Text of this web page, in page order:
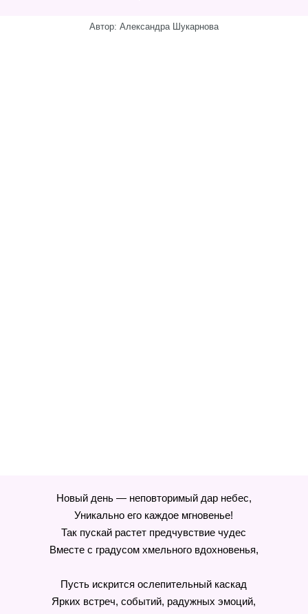
Автор: Александра Шукарнова
Новый день — неповторимый дар небес,
Уникально его каждое мгновенье!
Так пускай растет предчувствие чудес
Вместе с градусом хмельного вдохновенья,
Пусть искрится ослепительный каскад
Ярких встреч, событий, радужных эмоций,